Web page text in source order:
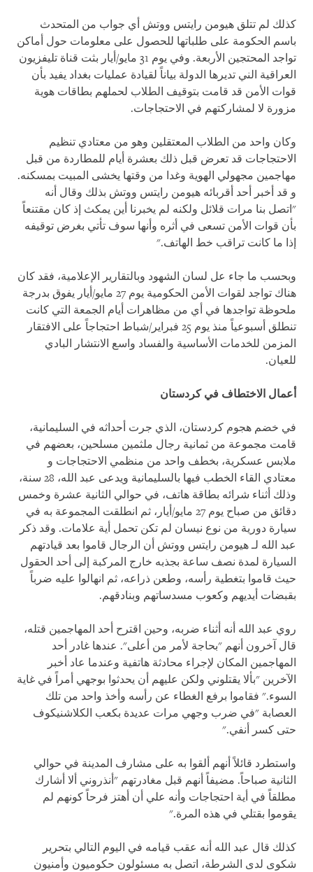
كذلك لم تتلق هيومن رايتس ووتش أي جواب من المتحدث
باسم الحكومة على طلباتها للحصول على معلومات حول أماكن
تواجد المحتجين الأربعة. وفي يوم 31 مايو/أيار بثت قناة تليفزيون
العراقية الني تديرها الدولة بياناً لقيادة عمليات بغداد يفيد بأن
قوات الأمن قد قامت بتوقيف الطلاب لحملهم بطاقات هوية
مزورة لا لمشاركتهم في الاحتجاجات.
وكان واحد من الطلاب المعتقلين وهو من معتادي تنظيم
الاحتجاجات قد تعرض قبل ذلك بعشرة أيام للمطاردة من قبل
مهاجمين مجهولي الهوية وغدا من وقتها يخشى المبيت بمسكنه.
و قد أخبر أحد أقربائه هيومن رايتس ووتش بذلك وقال أنه
"اتصل بنا مرات قلائل ولكنه لم يخبرنا أين يمكث إذ كان مقتنعاً
بأن قوات الأمن تسعى في أثره وأنها سوف تأتي بغرض توقيفه
إذا ما كانت تراقب خط الهاتف."
وبحسب ما جاء عل لسان الشهود وبالتقارير الإعلامية، فقد كان
هناك تواجد لقوات الأمن الحكومية يوم 27 مايو/أيار يفوق بدرجة
ملحوظة تواجدها في أي من مظاهرات أيام الجمعة التي كانت
تنطلق أسبوعياً منذ يوم 25 فبراير/شباط احتجاجاً على الافتقار
المزمن للخدمات الأساسية والفساد واسع الانتشار البادي
للعيان.
أعمال الاختطاف في كردستان
في خضم هجوم كردستان، الذي جرت أحداثه في السليمانية،
قامت مجموعة من ثمانية رجال ملثمين مسلحين، بعضهم في
ملابس عسكرية، بخطف واحد من منظمي الاحتجاجات و
معتادي القاء الخطب فيها بالسليمانية ويدعى عبد الله، 28 سنة،
وذلك أثناء شرائه بطاقة هاتف، في حوالي الثانية عشرة وخمس
دقائق من صباح يوم 27 مايو/أيار، ثم انطلقت المجموعة به في
سيارة دورية من نوع نيسان لم تكن تحمل أية علامات. وقد ذكر
عبد الله لـ هيومن رايتس ووتش أن الرجال قاموا بعد قيادتهم
السيارة لمدة نصف ساعة بجذبه خارج المركبة إلى أحد الحقول
حيث قاموا بتغطية رأسه، وطعن ذراعه، ثم انهالوا عليه ضرباً
بقبضات أيديهم وكعوب مسدساتهم وبنادقهم.
روي عبد الله أنه أثناء ضربه، وحين اقترح أحد المهاجمين قتله،
قال آخرون أنهم "بحاجة لأمر من أعلى". عندها غادر أحد
المهاجمين المكان لإجراء محادثة هاتفية وعندما عاد أخبر
الآخرين "بألا يقتلوني ولكن عليهم أن يحدثوا بوجهي أمراً في غاية
السوء." فقاموا برفع الغطاء عن رأسه وأخذ واحد من تلك
العصابة "في ضرب وجهي مرات عديدة بكعب الكلاشنيكوف
حتى كسر أنفي."
واستطرد قائلاً أنهم ألقوا به على مشارف المدينة في حوالي
الثانية صباحاً. مضيفاً أنهم قبل مغادرتهم "أنذروني ألا أشارك
مطلقاً في أية احتجاجات وأنه علي أن أهتز فرحاً كونهم لم
يقوموا بقتلي في هذه المرة."
كذلك قال عبد الله أنه عقب قيامه في اليوم التالي بتحرير
شكوى لدى الشرطة، اتصل به مسئولون حكوميون وأمنيون